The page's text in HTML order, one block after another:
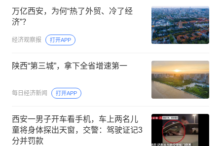
万亿西安，为何“热了外贸、冷了经
济”？
经济观察报 打开APP
陕西“第三城”，拿下全省增速第一
每日经济新闻 打开APP
西安一男子开车看手机，车上两名儿
童将身体探出天窗，交警：驾驶证记3
分并罚款